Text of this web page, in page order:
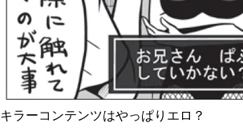
キラーコンテンツはやっぱりエロ？